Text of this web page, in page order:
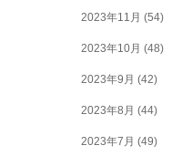
2023年11月 (54)
2023年10月 (48)
2023年9月 (42)
2023年8月 (44)
2023年7月 (49)